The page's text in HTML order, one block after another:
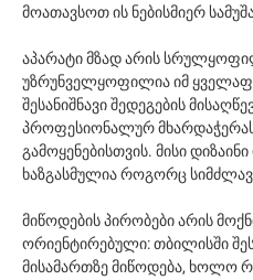
მოათავსოთ ის ნებისმიერ
აპარატი მზად არის
უზრუნველყოფილია იმ
შესანიშნავი შედეგების
პროფესიონალურ
გამოყენებისთვის. მისი
ხაზგასმულია როგორც
მიწოდების პირობები არის
ორიენტირებული: თბილისში
მისამართზე მიწოდება, ხოლო